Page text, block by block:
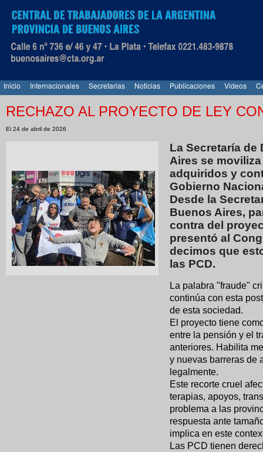
Inicio Internacionales Secretarias Noticias Publicaciones Videos
RECHAZO AL PROYECTO DE LEY
El 24 de abril de 2026
​La Secretaría de
Aires se
adquiridos y
Gobierno
​Desde la
Buenos Aires,
contra del
presentó al
decimos que
las PCD.
​La palabra "fraude"
continúa con esta
de esta sociedad.
​El proyecto tiene
entre la pensión y el
anteriores. Habilita
y nuevas barreras de
legalmente.
​Este recorte cruel
terapias, apoyos,
problema a las
respuesta ante
implica en este
​Las PCD tienen